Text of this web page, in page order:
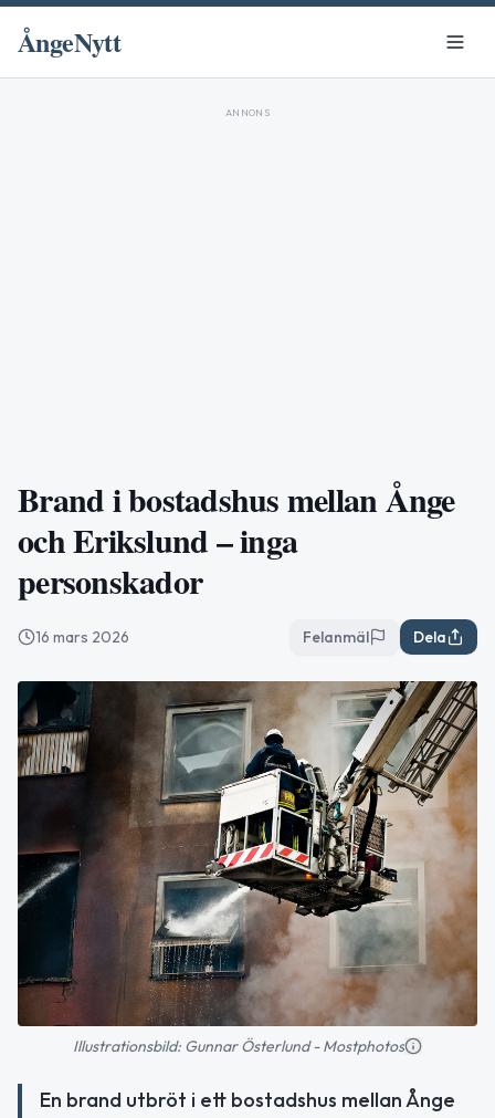
ÅngeNytt
ANNONS
Brand i bostadshus mellan Ånge
och Erikslund – inga
personskador
16 mars 2026 Felanmäl Dela
Illustrationsbild: Gunnar Österlund - Mostphotos
En brand utbröt i ett bostadshus mellan Ånge